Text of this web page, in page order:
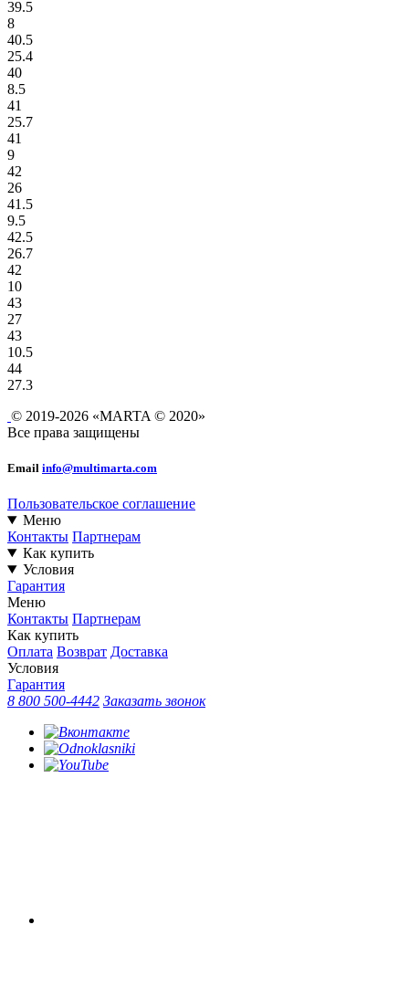
39.5
8
40.5
25.4
40
8.5
41
25.7
41
9
42
26
41.5
9.5
42.5
26.7
42
10
43
27
43
10.5
44
27.3
© 2019-2026 «MARTA © 2020»
Все права защищены
Email info@multimarta.com
Пользовательское соглашение
Меню
Контакты Партнерам
Как купить
Условия
Гарантия
Меню
Контакты Партнерам
Как купить
Оплата Возврат Доставка
Условия
Гарантия
8 800 500-4442 Заказать звонок